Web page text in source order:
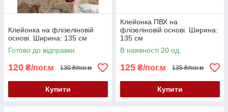
Клейонка на флізеліновій
основі. Ширина: 135 см
Готово до відправки
120 ₴/пог.м 130 ₴/пог.м
Купити
Клейонка ПВХ на
флізеліновій основі. Ширина:
135 см
В наявності 20 од.
125 ₴/пог.м 135 ₴/пог.м
Купити